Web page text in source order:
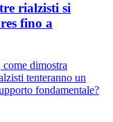
rialzisti si
fino a
dimostra
tenteranno un
fondamentale?